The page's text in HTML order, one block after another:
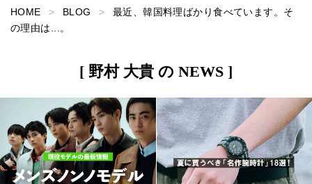
HOME BLOG
最近、韓国料理ばかり食べています。そ
の理由は...。
[ 野村 大貴 の NEWS ]